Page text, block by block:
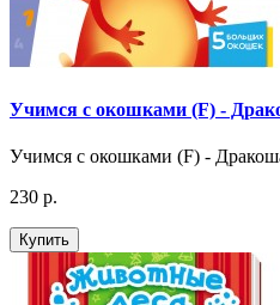
Учимся с окошками (F) -
Учимся с окошками (F) -
230 р.
Купить